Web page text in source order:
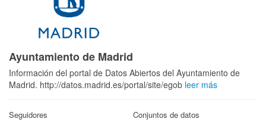
Ayuntamiento de Madrid
Información del portal de Datos Abiertos del Ayuntamiento de
Madrid. http://datos.madrid.es/portal/site/egob leer más
Seguidores Conjuntos de datos